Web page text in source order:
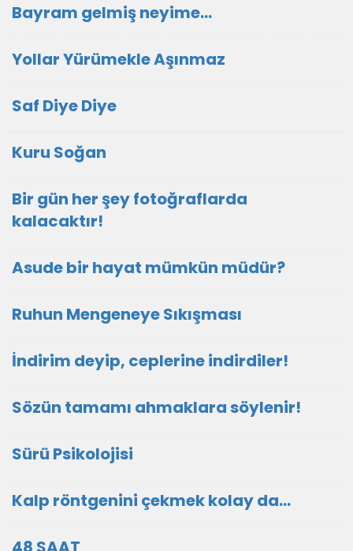
Bayram gelmiş neyime...
Yollar Yürümekle Aşınmaz
Saf Diye Diye
Kuru Soğan
Bir gün her şey fotoğraflarda
kalacaktır!
Asude bir hayat mümkün müdür?
Ruhun Mengeneye Sıkışması
İndirim deyip, ceplerine indirdiler!
Sözün tamamı ahmaklara söylenir!
Sürü Psikolojisi
Kalp röntgenini çekmek kolay da...